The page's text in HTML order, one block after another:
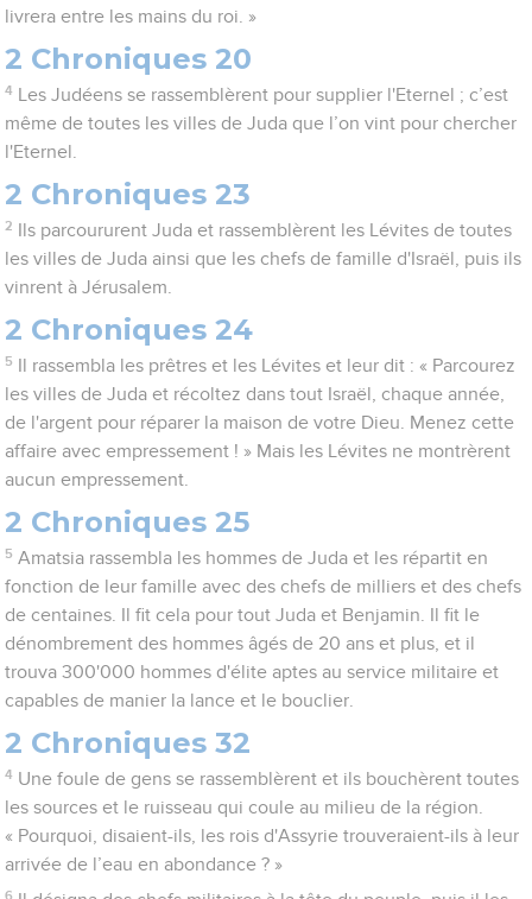
livrera entre les mains du roi. »
2 Chroniques 20
4
Les Judéens se rassemblèrent pour supplier l'Eternel ; c’est
même de toutes les villes de Juda que l’on vint pour chercher
l'Eternel.
2 Chroniques 23
2
Ils parcoururent Juda et rassemblèrent les Lévites de toutes
les villes de Juda ainsi que les chefs de famille d'Israël, puis ils
vinrent à Jérusalem.
2 Chroniques 24
5
Il rassembla les prêtres et les Lévites et leur dit : « Parcourez
les villes de Juda et récoltez dans tout Israël, chaque année,
de l'argent pour réparer la maison de votre Dieu. Menez cette
affaire avec empressement ! » Mais les Lévites ne montrèrent
aucun empressement.
2 Chroniques 25
5 Amatsia rassembla les hommes de Juda et les répartit en
fonction de leur famille avec des chefs de milliers et des chefs
de centaines. Il fit cela pour tout Juda et Benjamin. Il fit le
dénombrement des hommes âgés de 20 ans et plus, et il
trouva 300'000 hommes d'élite aptes au service militaire et
capables de manier la lance et le bouclier.
2 Chroniques 32
4 Une foule de gens se rassemblèrent et ils bouchèrent toutes
les sources et le ruisseau qui coule au milieu de la région.
« Pourquoi, disaient-ils, les rois d'Assyrie trouveraient-ils à leur
arrivée de l’eau en abondance ? »
6